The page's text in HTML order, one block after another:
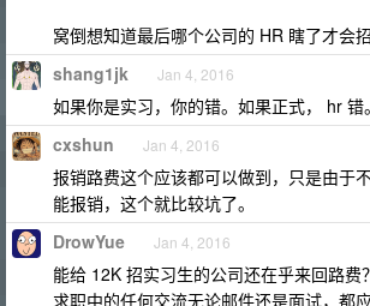
窝倒想知道最后哪个公司的 HR 瞎了才会
shang1jk Jan 4, 2016
如果你是实习，你的错。如果正式， hr 错。
cxshun Jan 4, 2016
报销路费这个应该都可以做到，只是由于
能报销，这个就比较坑了。
DrowYue Jan 4, 2016
能给 12K 招实习生的公司还在乎来回路费？
求职中的任何交流无论邮件还是面试，都